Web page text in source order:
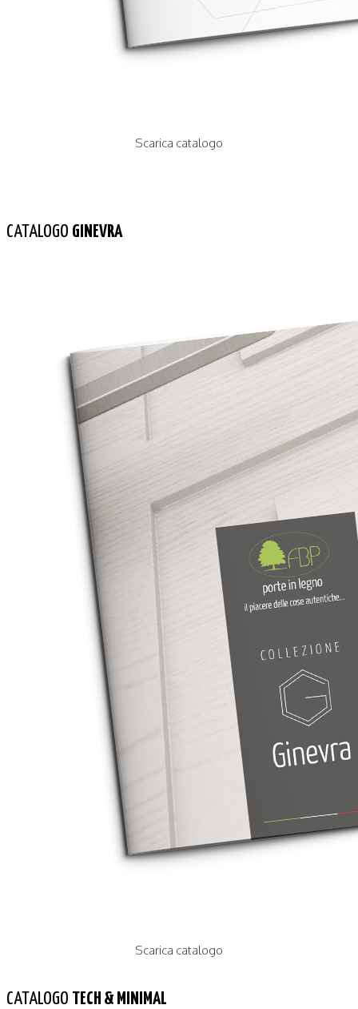
Scarica catalogo
CATALOGO GINEVRA
Scarica catalogo
CATALOGO TECH & MINIMAL